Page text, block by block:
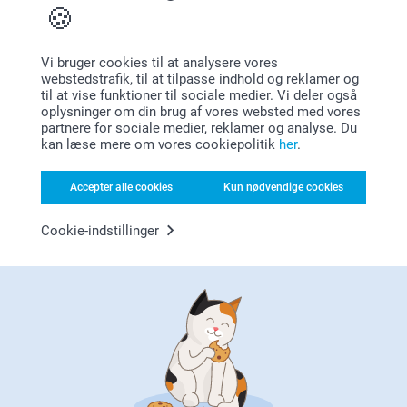
Vi bruger cookies til at analysere vores
webstedstrafik, til at tilpasse indhold og reklamer og
til at vise funktioner til sociale medier. Vi deler også
oplysninger om din brug af vores websted med vores
partnere for sociale medier, reklamer og analyse. Du
kan læse mere om vores cookiepolitik her.
Accepter alle cookies Kun nødvendige cookies
Cookie-indstillinger
Varme hilsner
Vis reaktioner
12:51
Hej Claus
Mange tak for dine 5 stjerner og vurdering, glad for at
du er tilfreds med dit collageplakat.
Varme hilsner
Zeinab @smartphoto
Rasmus,
30.01.2025
Fin kvalitet på tryk (farve osv).
Vis reaktioner
13:11
Hej Rasmus
Mange tak for dine 5 stjerner og vurdering, glad for at
du er tilfreds med din collageplakat.
Vi ønsker dig en god dag!
Lise,
Flot kvalitet og rigtig god pris